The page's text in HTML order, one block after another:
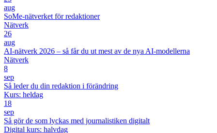
aug
SoMe-nätverket för redaktioner
Nätverk
26
aug
AI-nätverk 2026 – så får du ut mest av de nya AI-modellerna
Nätverk
8
sep
Så leder du din redaktion i förändring
Kurs: heldag
18
sep
Så gör de som lyckas med journalistiken digitalt
Digital kurs: halvdag